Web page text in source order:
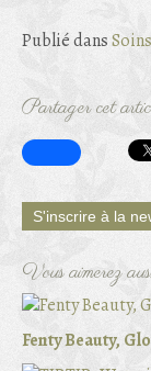
Publié dans
Partager cet
S'inscrire à la
Vous aimerez
Fenty Beauty,